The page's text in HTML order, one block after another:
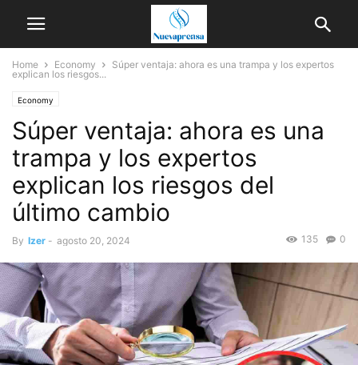
Home Economy
Súper ventaja: ahora es una trampa y los expertos
explican los riesgos...
Economy
Súper ventaja: ahora es una
trampa y los expertos
explican los riesgos del
último cambio
By Izer - agosto 20, 2024 0
135